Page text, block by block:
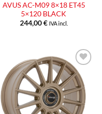
AVUS AC-M09 8×18 ET45
5×120 BLACK
244,00€ IVA incl.
Aggiungi
alla lista
dei
desideri